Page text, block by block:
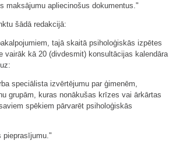
maksājumu apliecinošus dokumentus."
šādā redakcijā:
tajā skaitā psiholoģiskās izpētes
vairāk kā 20 (divdesmit) konsultācijas kalendāra
speciālista izvērtējumu par ģimenēm,
grupām, kuras nonākušas krīzes vai ārkārtas
spēkiem pārvarēt psiholoģiskās
pieprasījumu."